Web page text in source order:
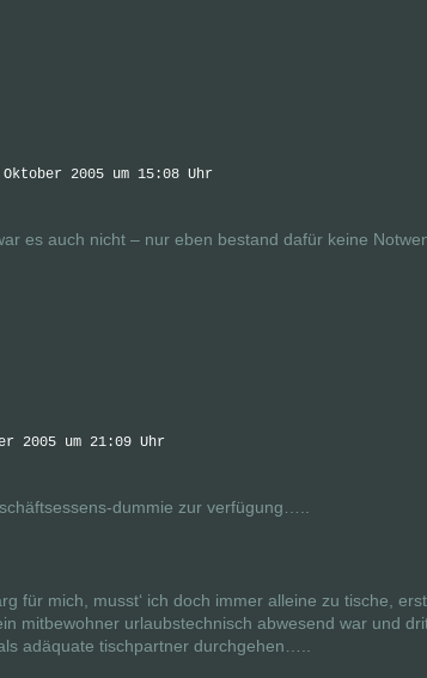
2005 um 15:08 Uhr
es auch nicht – nur eben bestand dafür keine
2005 um 21:09 Uhr
dummie zur verfügung…..
für mich, musst‘ ich doch immer alleine zu tische,
mitbewohner urlaubstechnisch abwesend war und
adäquate tischpartner durchgehen…..